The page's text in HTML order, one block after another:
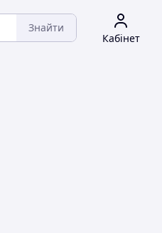
Знайти
Кабінет